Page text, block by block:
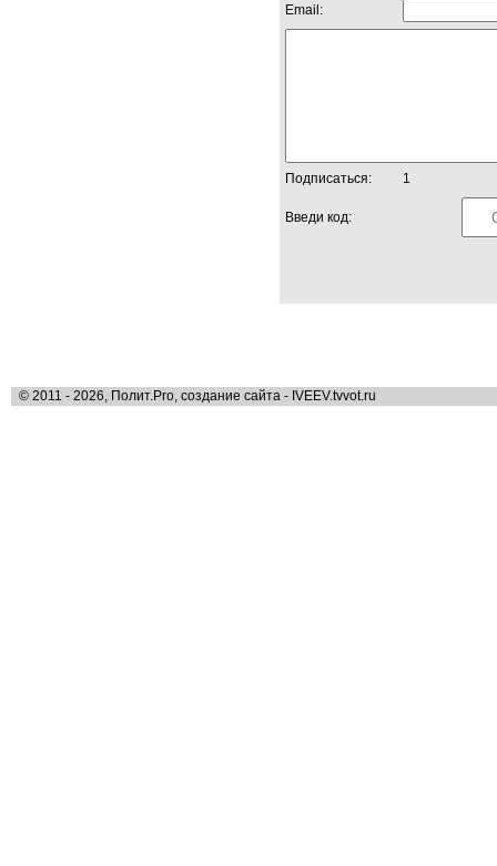
Email:
Подписаться: 1
Введи код:
© 2011 - 2026, Полит.Pro, создание сайта - IVEEV.tvvot.ru